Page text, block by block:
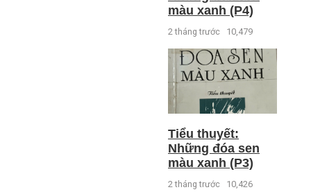
màu xanh (P4)
2 tháng trước 10,479
Tiểu thuyết:
Những đóa sen
màu xanh (P3)
2 tháng trước 10,426